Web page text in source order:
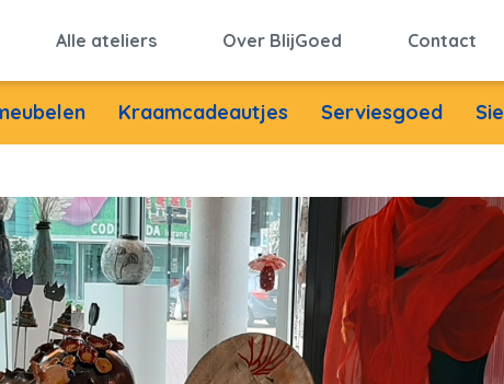
Alle ateliers Over BlijGoed Contact
Kraamcadeautjes Serviesgoed